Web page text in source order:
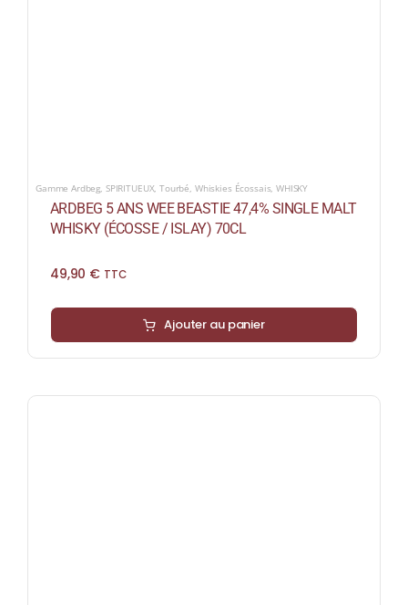
Gamme Ardbeg, SPIRITUEUX,Tourbé, Whiskies Écossais,WHISKY
ARDBEG 5 ANS WEE BEASTIE 47,4% SINGLE MALT
WHISKY (ÉCOSSE / ISLAY) 70CL
49,90 € TTC
Ajouter au panier